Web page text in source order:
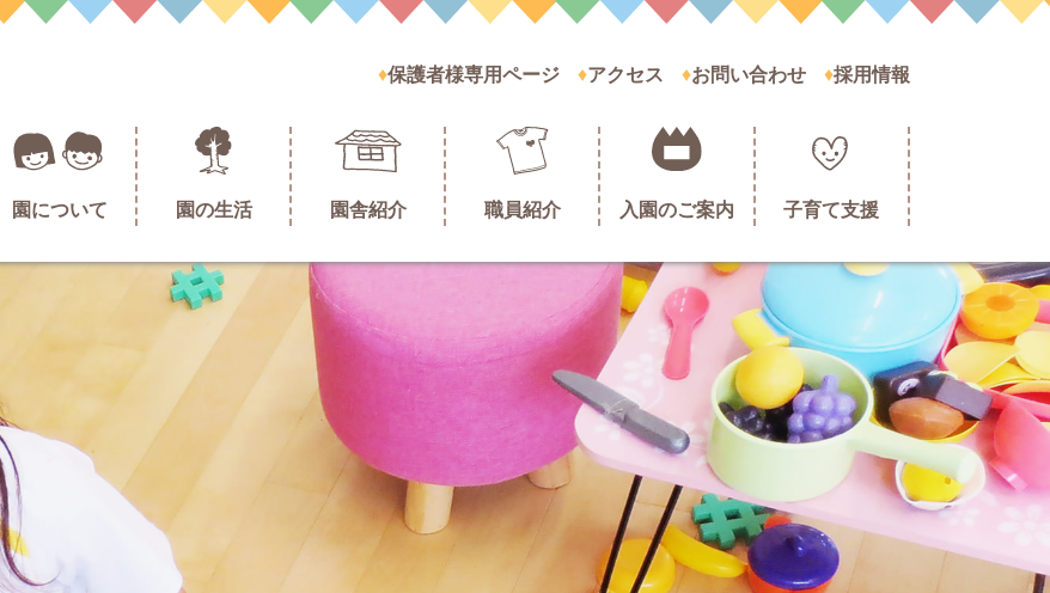
保護者様専用ページ アクセス お問い合わせ 採用情報
園について 園の生活 園舎紹介 職員紹介 入園のご案内 子育て支援